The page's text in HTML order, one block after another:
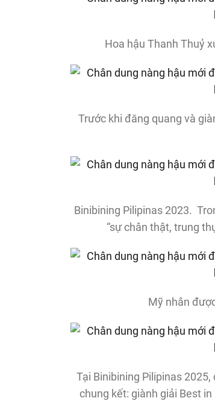
Hoa hậu Thanh Thuỷ
Trước khi đăng quang và
Binibining Pilipinas 2023.
“sự chân thật, trung
Mỹ nhân
Tại Binibining Pilipinas
chung kết: giành giải Best